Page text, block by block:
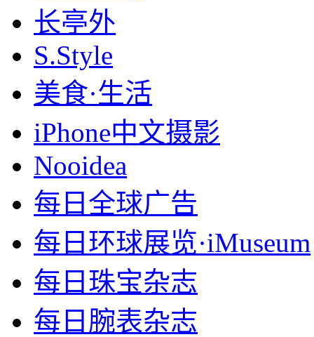
长亭外
S.Style
美食·生活
iPhone中文摄影
Nooidea
每日全球广告
每日环球展览·iMuseum
每日珠宝杂志
每日腕表杂志